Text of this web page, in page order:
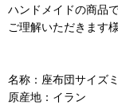
ハンドメイドの商品
ご理解いただきます
名称：座布団サイズ
原産地：イラン